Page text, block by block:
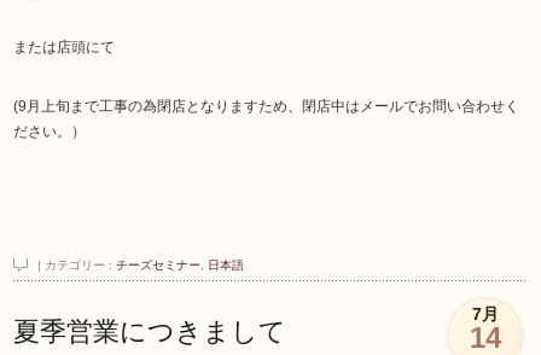
または店頭にて
(9月上旬まで工事の為閉店となりますため、閉店中はメールでお問い合わせく
ださい。）
| カテゴリー : チーズセミナー 日本語
7月
14
夏季営業につきまして